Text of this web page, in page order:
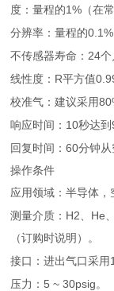
度：量程的1% （在
分辨率：量程的0.1%
不传感器寿命：24个
线性度： R平方值
校准气：建议采用
响应时间： 10秒达到
回复时间：60分钟
操作条件
应用领域：半导体，
测量介质： H2、 He
（订购时说明）。
接口：进出气口采用
压力：5 ~ 30psig。